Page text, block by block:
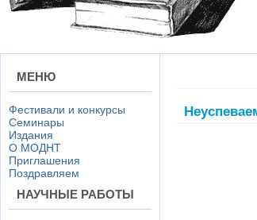
МЕНЮ
Фестивали и конкурсы
Семинары
Издания
О МОДНТ
Приглашения
Поздравляем
НАУЧНЫЕ РАБОТЫ